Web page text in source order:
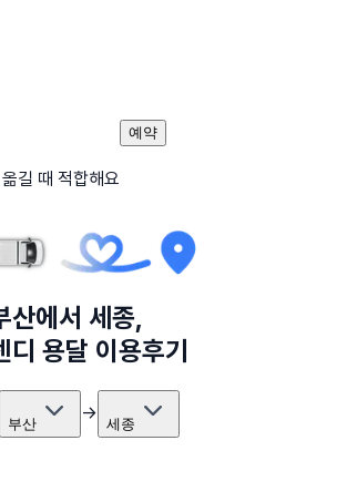
길 때 적합해요
예약
산에서 세종,
디 용달 이용후기
부산 → 세종